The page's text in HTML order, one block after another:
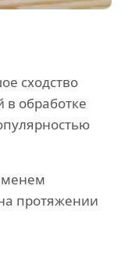
сходство
обработке
протяжении